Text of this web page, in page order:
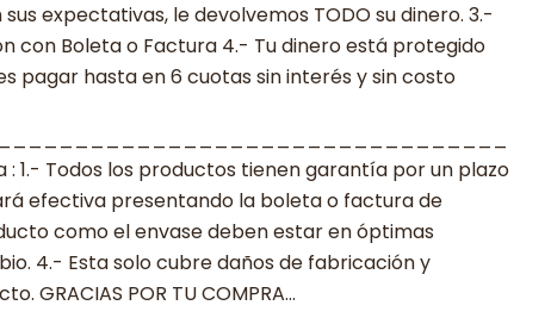
expectativas, le devolvemos TODO su dinero. 3.-
con Boleta o Factura 4.- Tu dinero está protegido
pagar hasta en 6 cuotas sin interés y sin costo
Todos los productos tienen garantía por un plazo
efectiva presentando la boleta o factura de
como el envase deben estar en óptimas
4.- Esta solo cubre daños de fabricación y
GRACIAS POR TU COMPRA…